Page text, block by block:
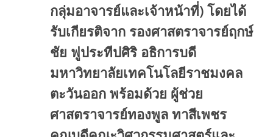
กลุ่มอาจารย์และเจ้าหน้าที่) โดยได้
รับเกียรติจาก รองศาสตราจารย์ฤกษ์
ชัย ฟูประทีปศิริ อธิการบดี
มหาวิทยาลัยเทคโนโลยีราชมงคล
ตะวันออก พร้อมด้วย ผู้ช่วย
ศาสตราจารย์ทองพูล ทาสีเพชร